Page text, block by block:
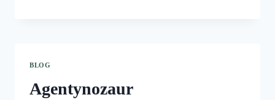
BLOG
Agentynozaur